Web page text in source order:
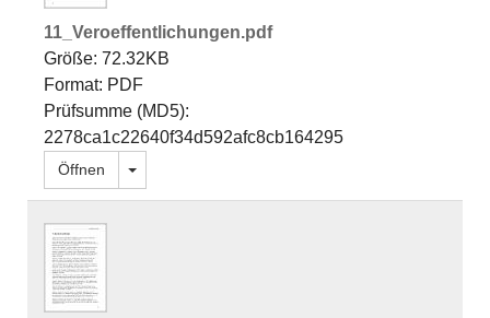
11_Veroeffentlichungen.pdf
Größe: 72.32KB
Format: PDF
Prüfsumme (MD5):
2278ca1c22640f34d592afc8cb164295
Öffnen Dropdown öffnen